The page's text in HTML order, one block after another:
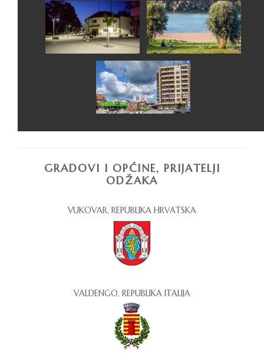
GRADOVI I OPĆINE, PRIJATELJI
ODŽAKA
VUKOVAR, REPUBLIKA HRVATSKA
VALDENGO, REPUBLIKA ITALIJA